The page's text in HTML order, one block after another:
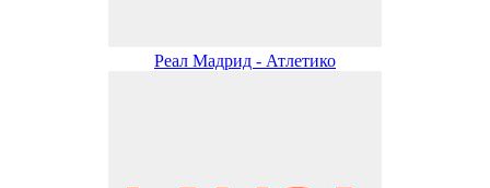
Реал Мадрид - Атлетико